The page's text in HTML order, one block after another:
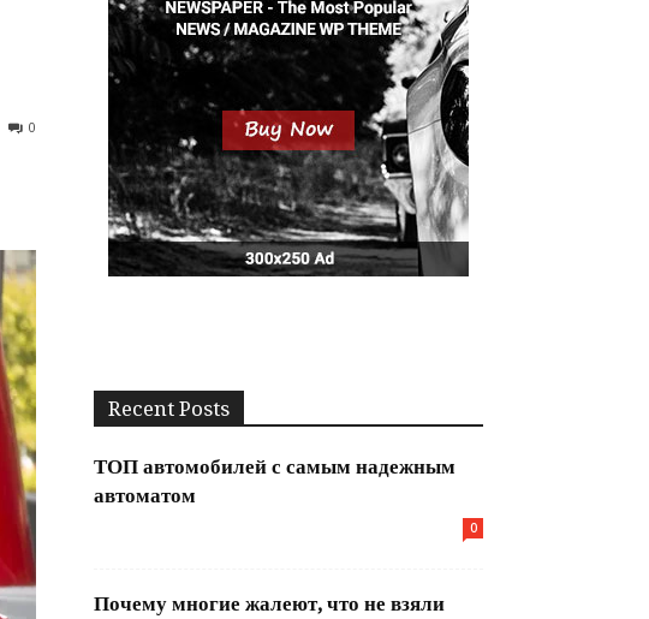
0
Recent Posts
ТОП автомобилей с самым надежным
автоматом
0
Почему многие жалеют, что не взяли